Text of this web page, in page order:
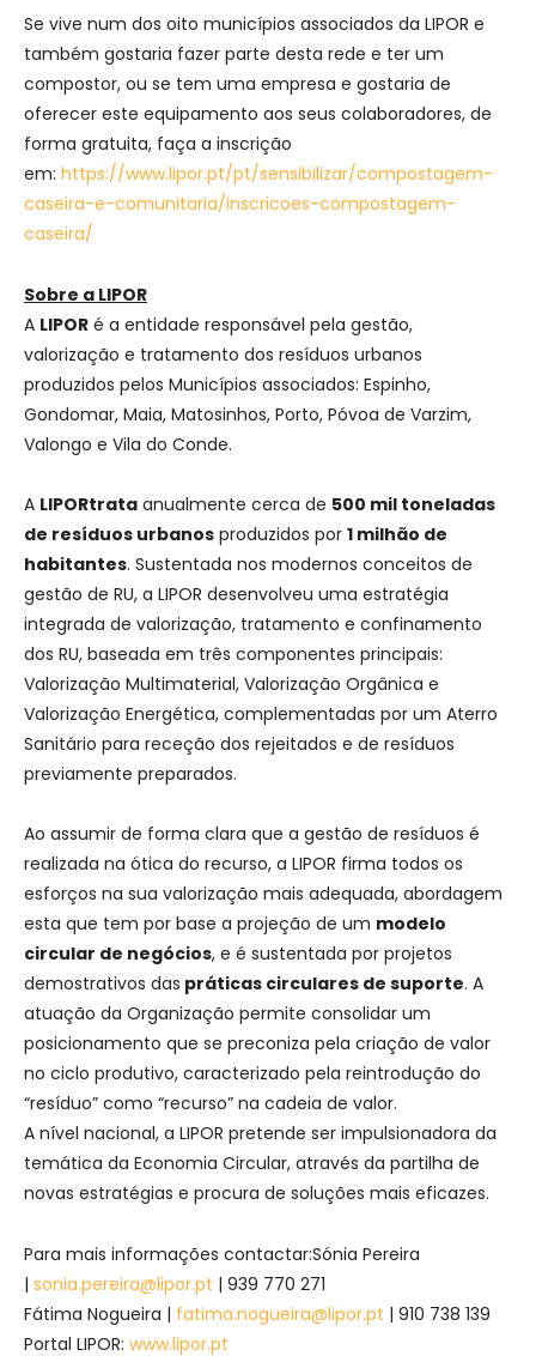
Se vive num dos oito municípios associados da LIPOR e
também gostaria fazer parte desta rede e ter um
compostor, ou se tem uma empresa e gostaria de
oferecer este equipamento aos seus colaboradores, de
forma gratuita, faça a inscrição
em: https://www.lipor.pt/pt/sensibilizar/compostagem-
caseira-e-comunitaria/inscricoes-compostagem-
caseira/
Sobre a LIPOR
A LIPOR é a entidade responsável pela gestão,
valorização e tratamento dos resíduos urbanos
produzidos pelos Municípios associados: Espinho,
Gondomar, Maia, Matosinhos, Porto, Póvoa de Varzim,
Valongo e Vila do Conde.
A LIPORtrata anualmente cerca de 500 mil toneladas
de resíduos urbanos produzidos por 1 milhão de
habitantes. Sustentada nos modernos conceitos de
gestão de RU, a LIPOR desenvolveu uma estratégia
integrada de valorização, tratamento e confinamento
dos RU, baseada em três componentes principais:
Valorização Multimaterial, Valorização Orgânica e
Valorização Energética, complementadas por um Aterro
Sanitário para receção dos rejeitados e de resíduos
previamente preparados.
Ao assumir de forma clara que a gestão de resíduos é
realizada na ótica do recurso, a LIPOR firma todos os
esforços na sua valorização mais adequada, abordagem
esta que tem por base a projeção de um modelo
circular de negócios, e é sustentada por projetos
demostrativos das práticas circulares de suporte. A
atuação da Organização permite consolidar um
posicionamento que se preconiza pela criação de valor
no ciclo produtivo, caracterizado pela reintrodução do
“resíduo” como “recurso” na cadeia de valor.
A nível nacional, a LIPOR pretende ser impulsionadora da
temática da Economia Circular, através da partilha de
novas estratégias e procura de soluções mais eficazes.
Para mais informações contactar:Sónia Pereira
| sonia.pereira@lipor.pt | 939 770 271
Fátima Nogueira | fatima.nogueira@lipor.pt | 910 738 139
Portal LIPOR: www.lipor.pt